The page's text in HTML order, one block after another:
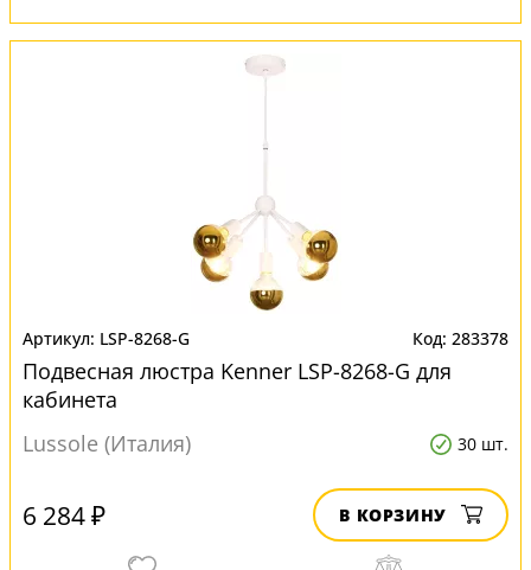
LSP-8268-G 283378
Подвесная люстра Kenner LSP-8268-G для
кабинета
Lussole (Италия)
30 шт.
6 284 ₽ В КОРЗИНУ